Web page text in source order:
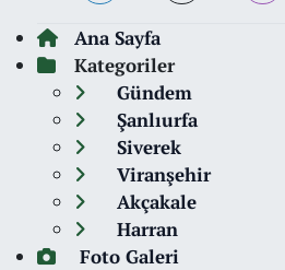
Ana Sayfa
Kategoriler
Gündem
Şanlıurfa
Siverek
Viranşehir
Akçakale
Harran
Foto Galeri